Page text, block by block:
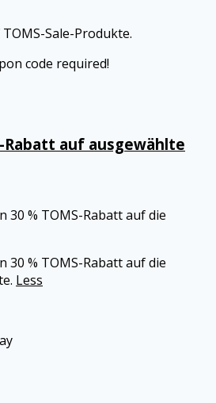
Sale-Produkte.
code required!
Rabatt auf ausgewählte
30 % TOMS-Rabatt auf die
30 % TOMS-Rabatt auf die
Less